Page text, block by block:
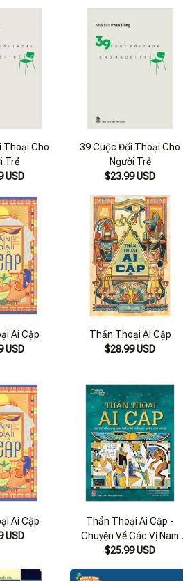
Thoại Cho
Trẻ
USD
39 Cuộc Đối Thoại Cho
Người Trẻ
$23.99 USD
Ai Cập
USD
Thần Thoại Ai Cập
$28.99 USD
Ai Cập
USD
Thần Thoại Ai Cập -
Chuyện Về Các Vị Nam
Thần, Nữ Thần, Ác Quỷ Và
$25.99 USD